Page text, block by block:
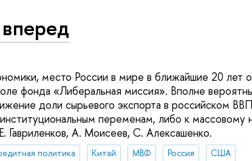
место России в мире в ближайшие 20 лет
фонда «Либеральная миссия». Вполне
доли сырьевого экспорта в российском
переменам, либо к массовому
Гавриленков, А. Моисеев, С. Алексашенко.
политика Китай МВФ Россия США